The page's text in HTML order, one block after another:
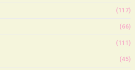
(117)
(66)
(111)
(45)